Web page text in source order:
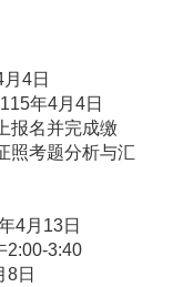
4日
年4月4日
报名并完成缴
照考题分析与汇
4月13日
2:00-3:40
日